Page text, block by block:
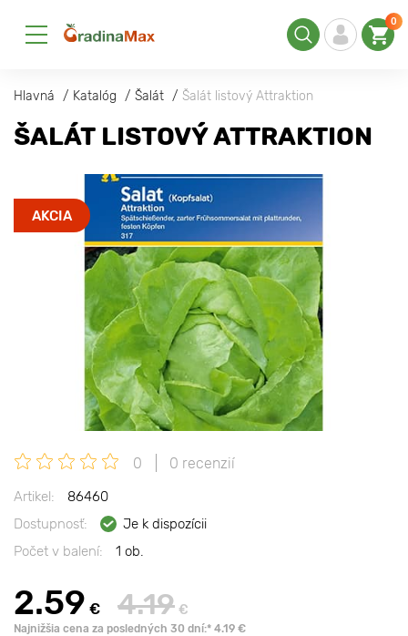
0
Hlavná Katalóg Šalát Šalát listový Attraktion
ŠALÁT LISTOVÝ ATTRAKTION
AKCIA
0 0 recenzií
Artikel:
86460
Dostupnosť:
Je k dispozícii
Počet v balení:
1 ob.
2.59 € 4.19 €
Najnižšia cena za posledných 30 dní:* 4.19 €